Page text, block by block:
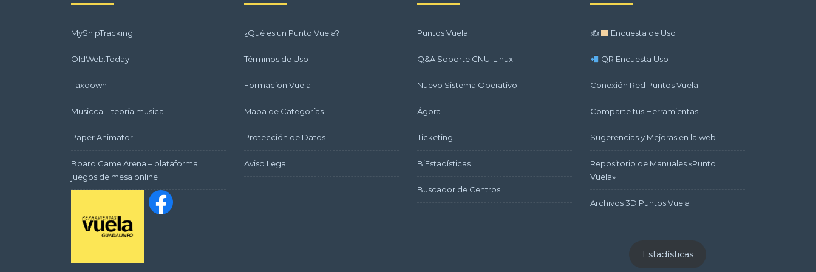
MyShipTracking
OldWeb.Today
Taxdown
Musicca – teoría musical
Paper Animator
Board Game Arena – plataforma
juegos de mesa online
¿Qué es un Punto Vuela?
Términos de Uso
Formacion Vuela
Mapa de Categorías
Protección de Datos
Aviso Legal
Puntos Vuela
Q&A Soporte GNU-Linux
Nuevo Sistema Operativo
Ágora
Ticketing
BiEstadísticas
Buscador de Centros
✍ Encuesta de Uso
QR Encuesta Uso
Conexión Red Puntos Vuela
Comparte tus Herramientas
Sugerencias y Mejoras en la web
Repositorio de Manuales «Punto
Vuela»
Archivos 3D Puntos Vuela
Estadísticas